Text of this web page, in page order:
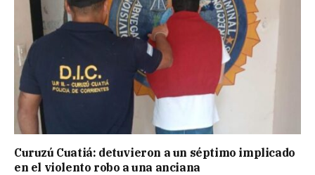
Curuzú Cuatiá: detuvieron a un séptimo implicado
en el violento robo a una anciana